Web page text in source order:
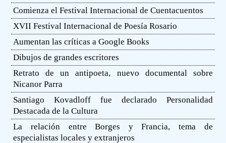
Comienza el Festival Internacional de Cuentacuentos
XVII Festival Internacional de Poesía Rosario
Aumentan las críticas a Google Books
Dibujos de grandes escritores
Retrato de un antipoeta, nuevo documental sobre
Nicanor Parra
Santiago Kovadloff fue declarado Personalidad
Destacada de la Cultura
La relación entre Borges y Francia, tema de
especialistas locales y extranjeros